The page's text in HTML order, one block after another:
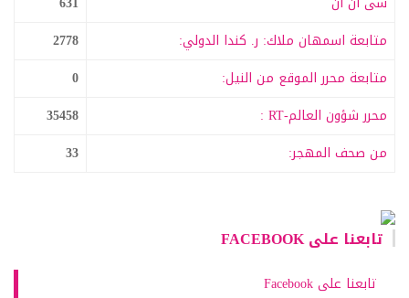
متابعة اسمهان ملاك: ر. كندا الدولي:
2778
متابعة محرر الموقع من النيل:
0
محرر شؤون العالم-RT :
35458
من صحف المهجر:
33
تابعنا على FACEBOOK
تابعنا على Facebook